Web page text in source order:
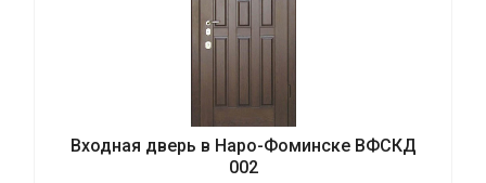
Входная дверь в Наро-Фоминске ВФСКД
002